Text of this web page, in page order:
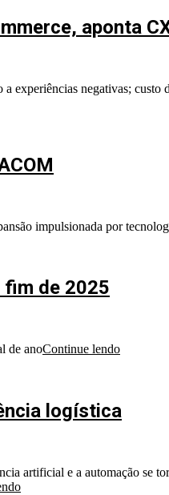
aponta
experiências negativas;
impulsionada por
de 2025
de anoContinue lendo
logística
artificial e a automação se